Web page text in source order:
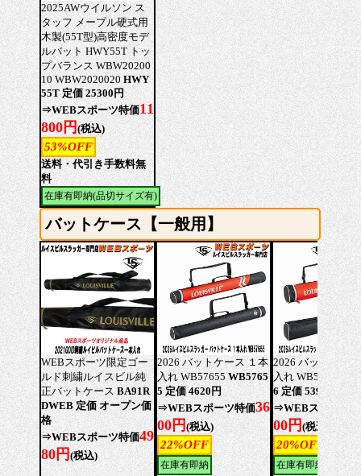
2025AWウイルソン ス
タッフ メープル硬式用
木製(55T型)高密度モデ
ルバット HWY55T トッ
プバランス WBW20200
10 WBW2020020HWY
55T 定価 25300円
⇒WEBスポーツ特価11
800円 (税込)
53%OFF
送料・代引き手数料無
料
在庫有即納(品切サイズ有)
バットケース【一般用】
WEBスポーツ限定ゴー
ルド刺繍ルイスビル純
正バットケースBA91R
DWEB 定価 オープン価
格
⇒WEBスポーツ特価49
80円 (税込)
2026 バットケース １本
入れ WB57655WB5765
5 定価 4620円
⇒WEBスポーツ特価36
00円 (税込)
22%OFF
在庫有即納
2026 バットケー
入れ WB57656
6 定価 5390円
⇒WEBスポーツ
00円(税込)
20%OFF
在庫有即納